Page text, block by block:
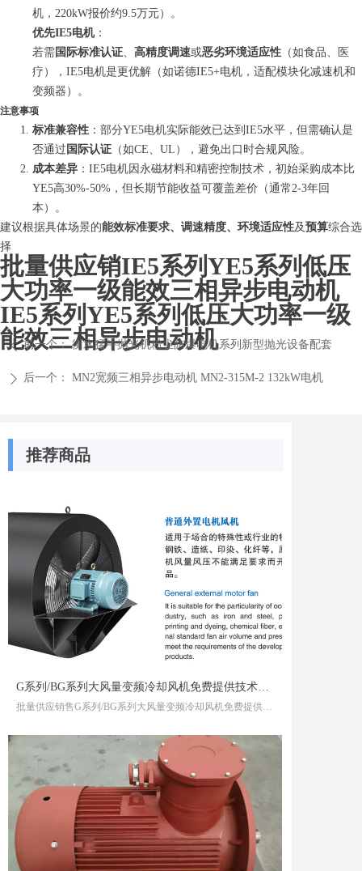
ꄴ 前一个： 衡水猛牛抛光机粉尘防爆电机系列新型抛光设备配套
ꄲ 后一个： MN2宽频三相异步电动机 MN2-315M-2 132kW电机
机，220kW报价约9.5万元）。
优先IE5电机：
若需国际标准认证、 高精度调速或恶劣环境适应性 （如食品、医
疗），IE5电机是更优解（如诺德IE5+电机，适配模块化减速机和
变频器）。
注意事项
标准兼容性 ：部分YE5电机实际能效已达到IE5水平，但需确认是
否通过 国际认证 （如CE、UL），避免出口时合规风险。
成本差异 ：IE5电机因永磁材料和精密控制技术，初始采购成本比
YE5高30%-50%，但长期节能收益可覆盖差价（通常2-3年回
本）。
建议根据具体场景的能效标准要求、调速精度、环境适应性及预算综合选
择
批量供应销IE5系列YE5系列低压
大功率一级能效三相异步电动机
IE5系列YE5系列低压大功率一级
能效三相异步电动机
G系列/BG系列大风量变频冷却风机免费提供技术支持定制服务
批量供应销售G系列/BG系列大风量变频冷却风机免费提供技术支持定制服务G系列/BG系列大风量变频冷却风机免费提供技术支持定制服务系列与BG系列变频风机均为专为变频电机设计的冷却风机，符合国家标准GB/T22712-2008，主要区别在于是否具备防爆性能——G系列用于普通环境，BG系列为防爆型，适用于易燃易爆场所。
推荐商品